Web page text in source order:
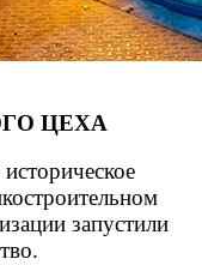
ЦЕХА
запустили